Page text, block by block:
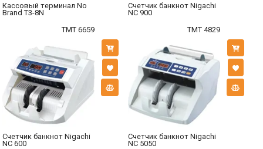
Кассовый терминал No
Brand T3-8N
TMT 6659
Счетчик банкнот Nigachi
NC 900
TMT 4829
Счетчик банкнот Nigachi
NC 600
Счетчик банкнот Nigachi
NC 5050